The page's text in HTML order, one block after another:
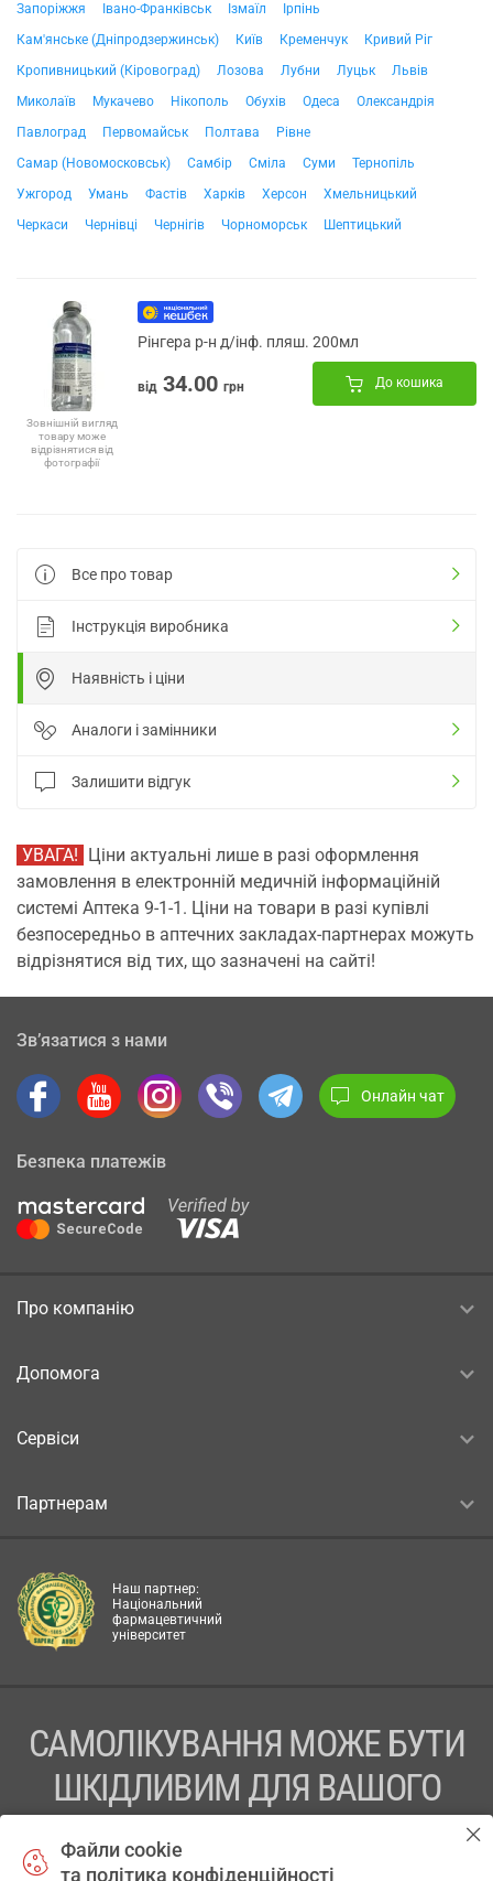
Запоріжжя
Івано-Франківськ Ізмаїл
Ірпінь
Кам'янське (Дніпродзержинськ)
Київ Кременчук
Кривий Ріг
Кропивницький (Кіровоград)
Лозова Лубни Луцьк
Львів
Миколаїв
Мукачево Нікополь Обухів Одеса
Олександрія
Павлоград
Первомайськ Полтава
Рівне
Самар (Новомосковськ)
Самбір Сміла Суми
Тернопіль
Ужгород
Умань Фастів Харків Херсон
Хмельницький
Черкаси
Чернівці Чернігів Чорноморськ Шептицький
Зовнішній вигляд
товару може
відрізнятися від
фотографії
Рінгера р-н д/інф. пляш. 200мл
від 34.00 грн До кошика
Все про товар
Інструкція виробника
Наявність і ціни
Аналоги і замінники
Залишити відгук
УВАГА! Ціни актуальні лише в разі оформлення
замовлення в електронній медичній інформаційній
системі Аптека 9-1-1. Ціни на товари в разі купівлі
безпосередньо в аптечних закладах-партнерах можуть
відрізнятися від тих, що зазначені на сайті!
Зв’язатися з нами
Онлайн чат
Безпека платежів
Про компанію
Допомога
Сервіси
Партнерам
Наш партнер:
Національний
фармацевтичний
університет
САМОЛІКУВАННЯ МОЖЕ БУТИ
ШКІДЛИВИМ ДЛЯ ВАШОГО
Файли cookie
та політика конфіденційності